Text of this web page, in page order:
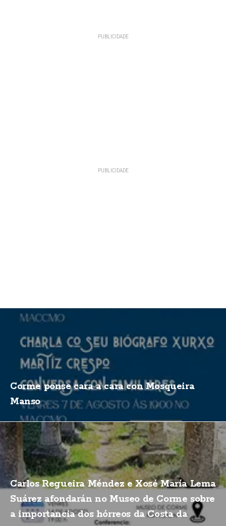
Corme ponse cara a cara con Mosqueira
Manso
Carlos Regueira Méndez e Xosé María Lema
Suárez afondarán no Museo de Corme sobre
a importancia dos hórreos da Costa da